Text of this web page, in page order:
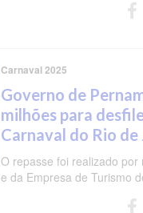
Carnaval 2025
Governo de
milhões para
Carnaval do Rio de
O repasse foi realizado
e da Empresa de Turismo